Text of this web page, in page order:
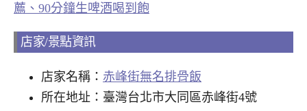
薦、90分鐘生啤酒喝到飽
店家/景點資訊
店家名稱： 赤峰街無名排骨飯
所在地址：臺灣台北市大同區赤峰街4號